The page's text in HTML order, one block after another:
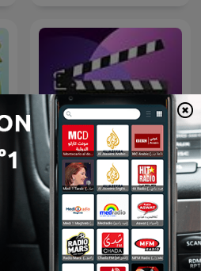
Take 2 עם ניר קיפניס וטליה
לוין